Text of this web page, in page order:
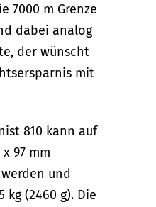
7000 m Grenze
dabei analog
der wünscht
mit
810 kann auf
97 mm
und
kg (2460 g). Die